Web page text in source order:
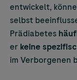
entwickelt,
selbst
Prädiabetes
er keine
im Verborgenen